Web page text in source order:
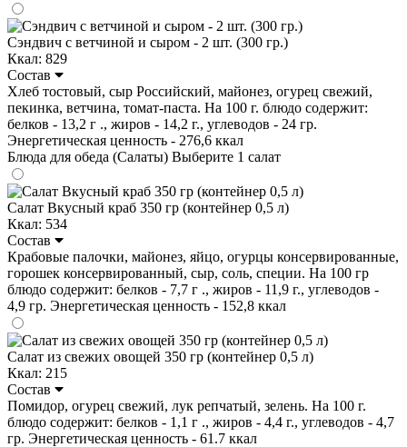
Сэндвич с ветчиной и сыром - 2 шт. (300 гр.)
Ккал: 829
Состав
Хлеб тостовый, сыр Российский, майонез, огурец свежий,
пекинка, ветчина, томат-паста. На 100 г. блюдо содержит:
белков - 13,2 г ., жиров - 14,2 г., углеводов - 24 гр.
Энергетическая ценность - 276,6 ккал
Блюда для обеда (Салаты) Выберите 1 салат
Салат Вкусный краб 350 гр (контейнер 0,5 л)
Ккал: 534
Состав
Крабовые палочки, майонез, яйцо, огурцы консервированные,
горошек консервированный, сыр, соль, специи. На 100 гр
блюдо содержит: белков - 7,7 г ., жиров - 11,9 г., углеводов -
4,9 гр. Энергетическая ценность - 152,8 ккал
Салат из свежих овощей 350 гр (контейнер 0,5 л)
Ккал: 215
Состав
Помидор, огурец свежий, лук репчатый, зелень. На 100 г.
блюдо содержит: белков - 1,1 г ., жиров - 4,4 г., углеводов - 4,7
гр. Энергетическая ценность - 61.7 ккал